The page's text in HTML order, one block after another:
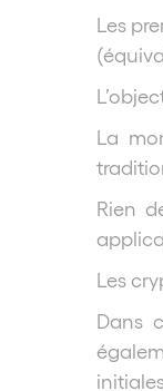
Les
La
Rien
Les
Dans